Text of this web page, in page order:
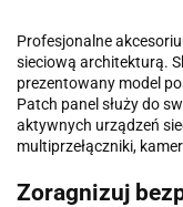
Profesjonalne
sieciową architekturą.
prezentowany model
Patch panel służy do
aktywnych urządzeń
multiprzełączniki,
Zoragnizuj